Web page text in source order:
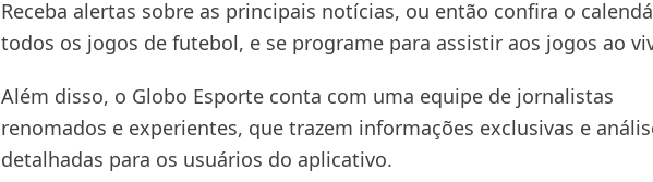
Receba alertas sobre as principais notícias, ou então confira o
todos os jogos de futebol, e se programe para assistir aos jogos ao
Além disso, o Globo Esporte conta com uma equipe de jornalistas
renomados e experientes, que trazem informações exclusivas e
detalhadas para os usuários do aplicativo.